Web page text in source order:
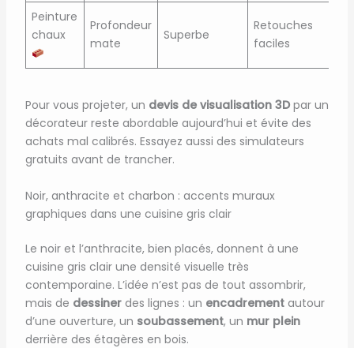
Peinture
chaux
Profondeur
mate
Superbe
Retouches
faciles
Pour vous projeter, un devis de visualisation 3Dpar un
décorateur reste abordable aujourd’hui et évite des
achats mal calibrés. Essayez aussi des simulateurs
gratuits avant de trancher.
Noir, anthracite et charbon : accents muraux
graphiques dans une cuisine gris clair
Le noir et l’anthracite, bien placés, donnent à une
cuisine gris clair une densité visuelle très
contemporaine. L’idée n’est pas de tout assombrir,
mais de dessinerdes lignes : un encadrementautour
d’une ouverture, un soubassement, un mur plein
derrière des étagères en bois.